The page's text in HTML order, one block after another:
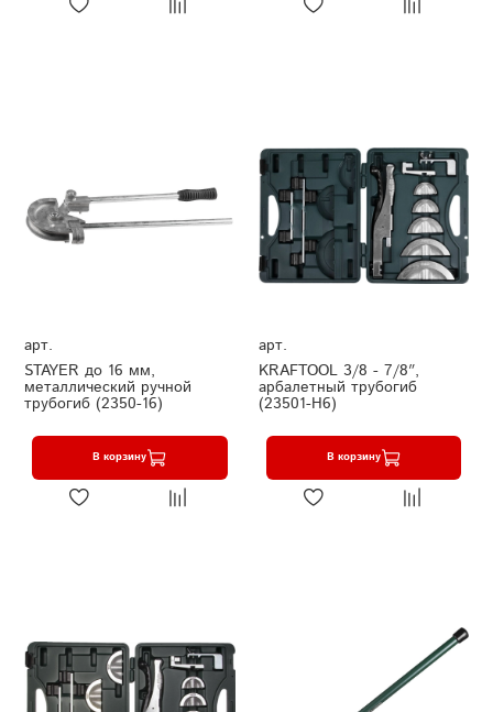
арт.
STAYER до 16 мм,
металлический ручной
трубогиб (2350-16)
В корзину
арт.
KRAFTOOL 3/8 - 7/8″,
арбалетный трубогиб
(23501-H6)
В корзину